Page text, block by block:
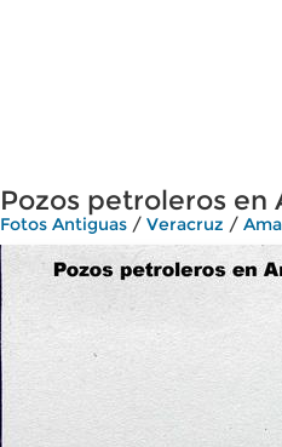
Pozos petroleros en
Fotos Antiguas / Veracruz /